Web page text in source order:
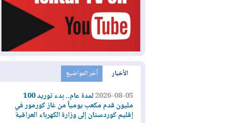
الأخبار آخر المواضيع
2026-08-05 لمدة عام.. بدء توريد 100
مليون قدم مكعب يومياً من غاز كورمور في
إقليم كوردستان إلى وزارة الكهرباء العراقية